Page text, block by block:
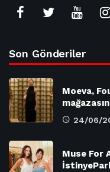
Son Gönderiler
Moeva,
24/06/
Muse For